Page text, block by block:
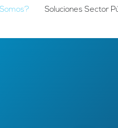
Soluciones Sector